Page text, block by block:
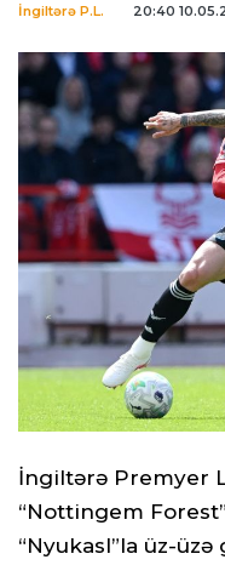
İngiltərə P.L. 20:40
İngiltərə Premyer
“Nottingem
“Nyukasl”la üz-üzə